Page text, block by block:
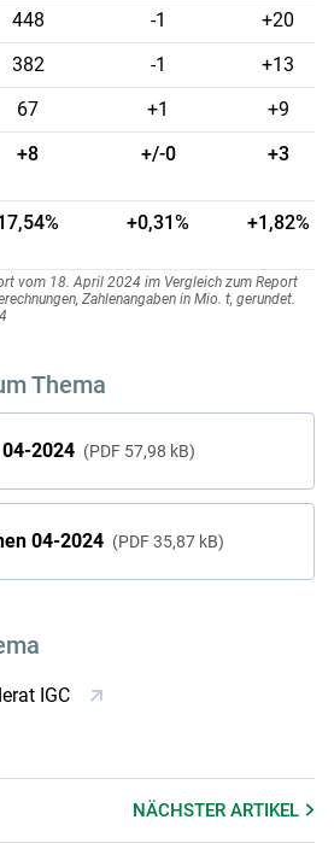
448 -1
+20
382 -1
+13
67 +1
+9
+8 +/-0 +3
+0,31% +1,82%
vom 18. April 2024 im Vergleich zum Report
Zahlenangaben in Mio. t, gerundet.
Thema
2024 PDF 57,98 kB
04-2024 PDF 35,87 kB
IGC
NÄCHSTERARTIKEL